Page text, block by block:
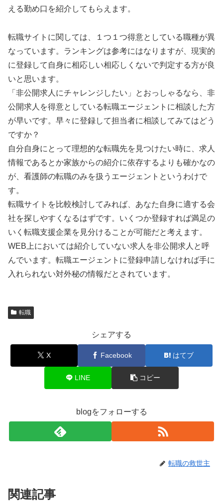
える勤め口を紹介してもらえます。
転職サイトに関しては、１つ１つ得意としている職種が異
なっています。ランキングは参考にはなりますが、現実的
に登録して自身に相応しい相応しくないで判定する方が良
いと思います。
「非公開求人にチャレンジしたい」とおっしゃるなら、非
公開求人を得意としている転職エージェントに相談した方
が早いです。早々に登録して担当者に相談してみてはどう
ですか？
自分自身にとって理想的な転職先を見つけたい時に、求人
情報であるとか家族からの紹介に依存するよりも確かなの
が、看護師の転職のみを扱うエージェントというわけで
す。
転職サイトを比較検討してみれば、あなた自身に適する会
社を探しやすくなるはずです。いくつか登録すれば満足の
いく転職支援企業を見分けることが可能だと考えます。
WEB上においては紹介していない求人を非公開求人と呼
んでいます。転職エージェントに登録申請しなければ手に
入れられない対外秘の情報だとされています。
転職
シェアする
X Facebook はてブ
LINE コピー
blogをフォローする
転職の救世主
関連記事